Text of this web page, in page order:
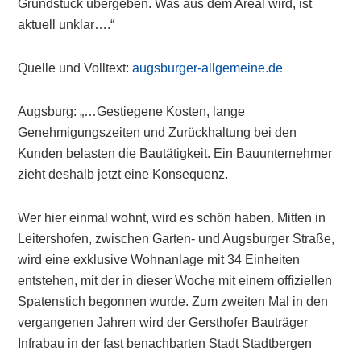
Grundstück übergeben. Was aus dem Areal wird, ist
aktuell unklar….“
Quelle und Volltext:augsburger-allgemeine.de
Augsburg: „…Gestiegene Kosten, lange
Genehmigungszeiten und Zurückhaltung bei den
Kunden belasten die Bautätigkeit. Ein Bauunternehmer
zieht deshalb jetzt eine Konsequenz.
Wer hier einmal wohnt, wird es schön haben. Mitten in
Leitershofen, zwischen Garten- und Augsburger Straße,
wird eine exklusive Wohnanlage mit 34 Einheiten
entstehen, mit der in dieser Woche mit einem offiziellen
Spatenstich begonnen wurde. Zum zweiten Mal in den
vergangenen Jahren wird der Gersthofer Bauträger
Infrabau in der fast benachbarten Stadt Stadtbergen